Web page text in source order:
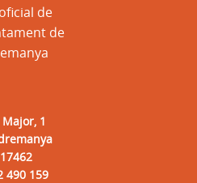
Major, 1
17462
490 159
de
de